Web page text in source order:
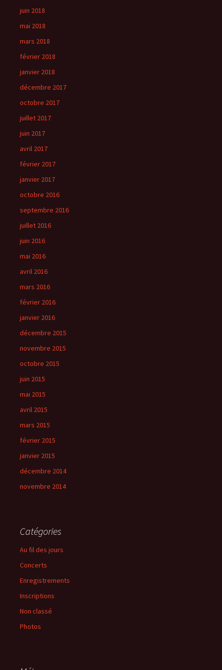
juin 2018
mai 2018
mars 2018
février 2018
janvier 2018
décembre 2017
octobre 2017
juillet 2017
juin 2017
avril 2017
février 2017
janvier 2017
octobre 2016
septembre 2016
juillet 2016
juin 2016
mai 2016
avril 2016
mars 2016
février 2016
janvier 2016
décembre 2015
novembre 2015
octobre 2015
juin 2015
mai 2015
avril 2015
mars 2015
février 2015
janvier 2015
décembre 2014
novembre 2014
Catégories
Au fil des jours
Concerts
Enregistrements
Inscriptions
Non classé
Photos